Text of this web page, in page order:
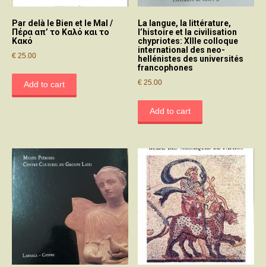
Par delà le Bien et le Mal /
Πέρα απ’ το Καλό και το
Κακό
€ 25.00
Add to cart
La langue, la littérature,
l’histoire et la civilisation
chypriotes: XIIIe colloque
international des neo-
hellénistes des universités
francophones
€ 25.00
Add to cart